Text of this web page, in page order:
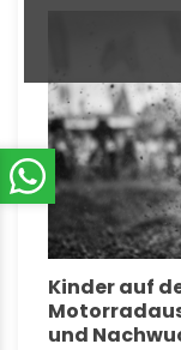
Kinder auf
und